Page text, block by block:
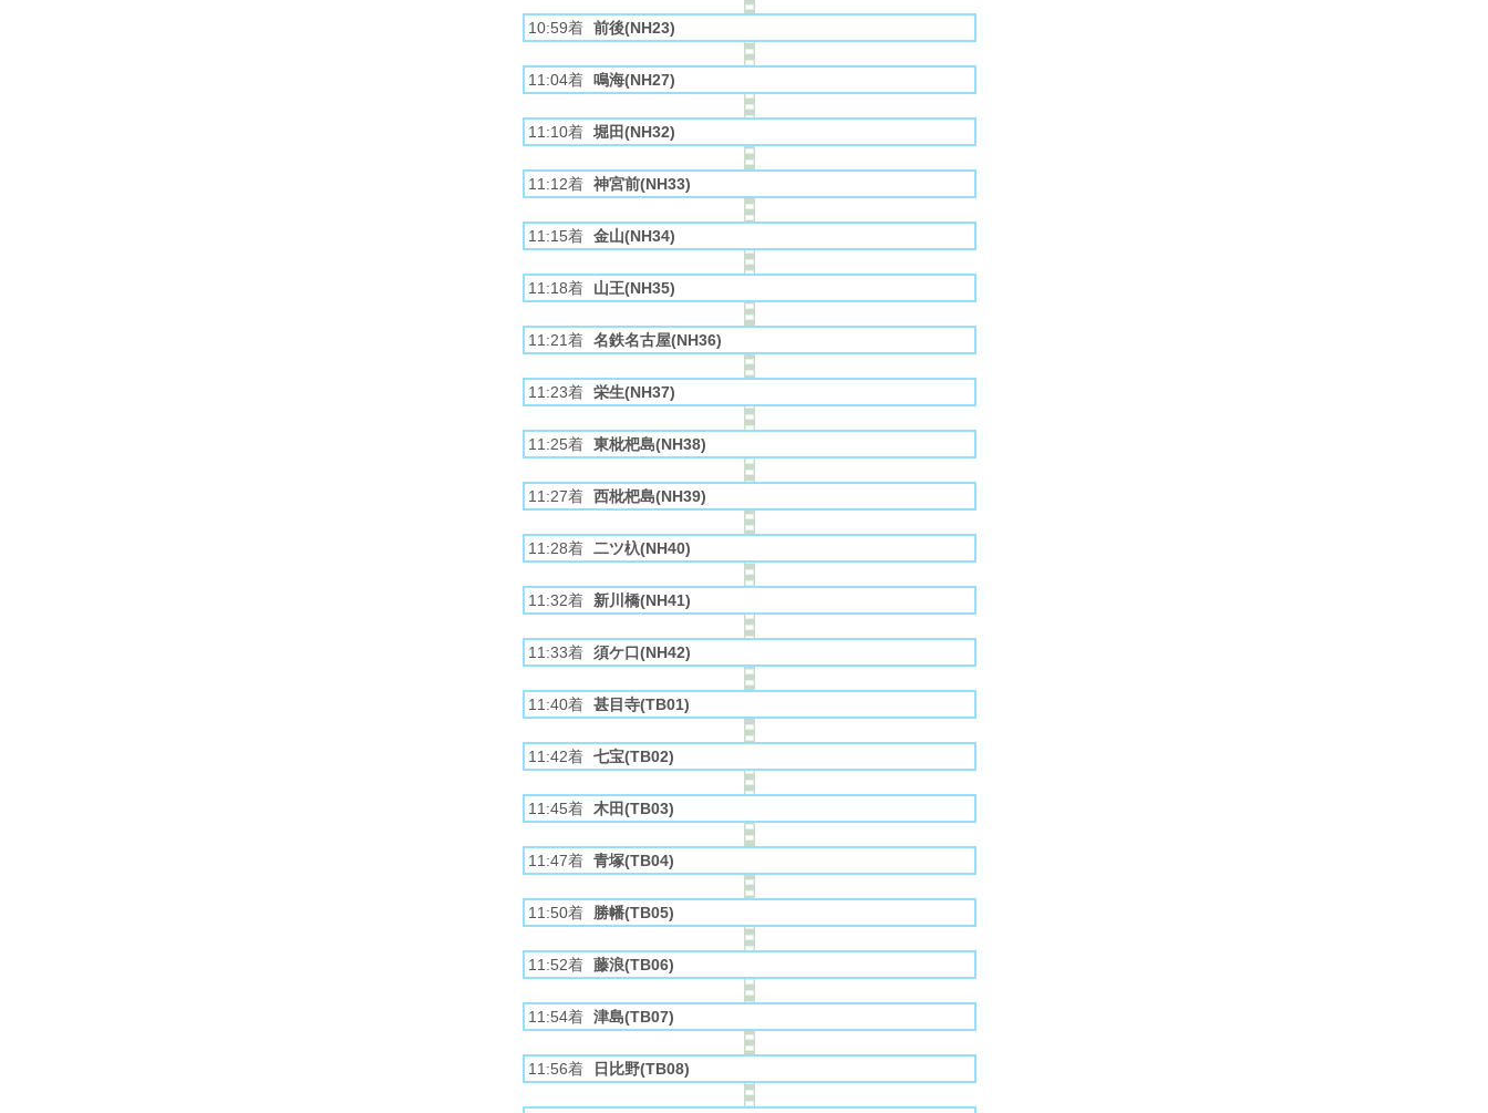
10:59着 前後(NH23)
11:04着 鳴海(NH27)
11:10着 堀田(NH32)
11:12着 神宮前(NH33)
11:15着 金山(NH34)
11:18着 山王(NH35)
11:21着 名鉄名古屋(NH36)
11:23着 栄生(NH37)
11:25着 東枇杷島(NH38)
11:27着 西枇杷島(NH39)
11:28着 二ツ杁(NH40)
11:32着 新川橋(NH41)
11:33着 須ケ口(NH42)
11:40着 甚目寺(TB01)
11:42着 七宝(TB02)
11:45着 木田(TB03)
11:47着 青塚(TB04)
11:50着 勝幡(TB05)
11:52着 藤浪(TB06)
11:54着 津島(TB07)
11:56着 日比野(TB08)